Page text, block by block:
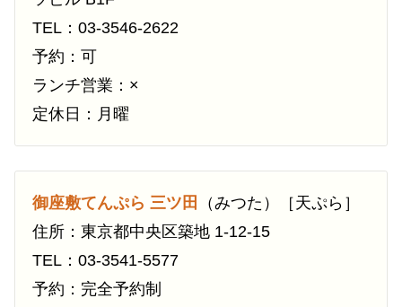
TEL：03-3546-2622
予約：可
ランチ営業：×
定休日：月曜
御座敷てんぷら 三ツ田
（みつた）［天ぷら］
住所：東京都中央区築地 1-12-15
TEL：03-3541-5577
予約：完全予約制